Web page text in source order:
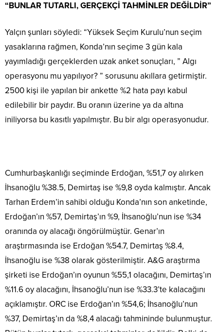
“BUNLAR TUTARLI, GERÇEKÇİ TAHMİNLER DEĞİLDİR”
Yalçın şunları söyledi: “Yüksek Seçim Kurulu’nun seçim
yasaklarına rağmen, Konda’nın seçime 3 gün kala
yayımladığı gerçeklerden uzak anket sonuçları, ” Algı
operasyonu mu yapılıyor? ” sorusunu akıllara getirmiştir.
2500 kişi ile yapılan bir ankette %2 hata payı kabul
edilebilir bir paydır. Bu oranın üzerine ya da altına
iniliyorsa bu kasıtlı yapılmıştır. Bu bir algı operasyonudur.
Cumhurbaşkanlığı seçiminde Erdoğan, %51,7 oy alırken
İhsanoğlu %38.5, Demirtaş ise %9,8 oyda kalmıştır. Ancak
Tarhan Erdem’in sahibi olduğu Konda’nın son anketinde,
Erdoğan’ın %57, Demirtaş’ın %9, İhsanoğlu’nun ise %34
oranında oy alacağı öngörülmüştür. Genar’ın
araştırmasında ise Erdoğan %54.7, Demirtaş %8.4,
İhsanoğlu ise %38 olarak gösterilmiştir. A&G araştırma
şirketi ise Erdoğan’ın oyunun %55,1 olacağını, Demirtaş’ın
%11.6 oy alacağını, İhsanoğlu’nun ise %33.3’te kalacağını
açıklamıştır. ORC ise Erdoğan’ın %54,6; İhsanoğlu’nun
%37, Demirtaş’ın da %8,4 alacağı tahmininde bulunmuştur.